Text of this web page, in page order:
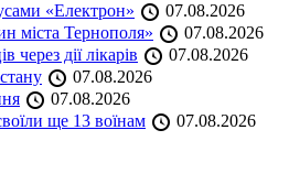
«Електрон»
07.08.2026
міста Тернополя»
07.08.2026
дії лікарів
07.08.2026
07.08.2026
07.08.2026
ще 13 воїнам
07.08.2026